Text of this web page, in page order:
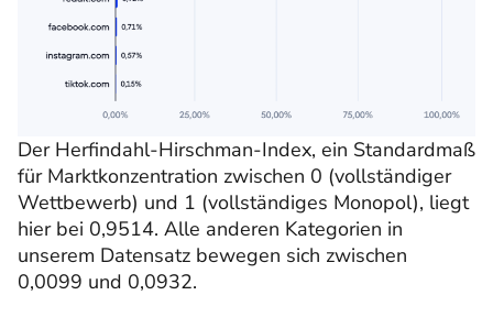
Der Herfindahl-Hirschman-Index, ein Standardmaß
für Marktkonzentration zwischen 0 (vollständiger
Wettbewerb) und 1 (vollständiges Monopol), liegt
hier bei 0,9514. Alle anderen Kategorien in
unserem Datensatz bewegen sich zwischen
0,0099 und 0,0932.